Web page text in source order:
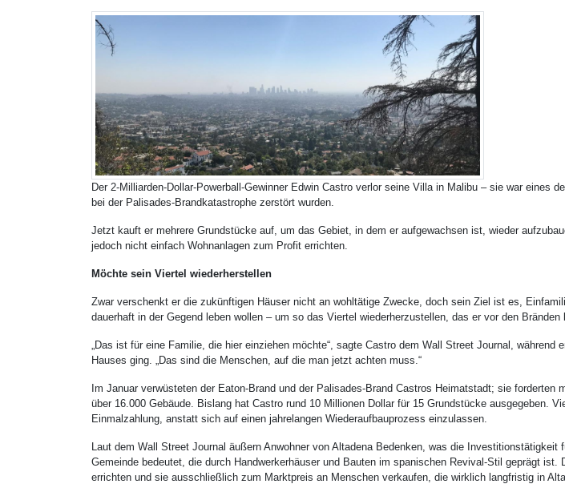
Der 2-Milliarden-Dollar-Powerball-Gewinner Edwin Castro verlor seine Villa in Malibu – sie war eines
bei der Palisades-Brandkatastrophe zerstört wurden.
Jetzt kauft er mehrere Grundstücke auf, um das Gebiet, in dem er aufgewachsen ist, wieder
jedoch nicht einfach Wohnanlagen zum Profit errichten.
Möchte sein Viertel wiederherstellen
Zwar verschenkt er die zukünftigen Häuser nicht an wohltätige Zwecke, doch sein Ziel ist es,
dauerhaft in der Gegend leben wollen – um so das Viertel wiederherzustellen, das er vor den Bränden
„Das ist für eine Familie, die hier einziehen möchte“, sagte Castro dem Wall Street Journal, während
Hauses ging. „Das sind die Menschen, auf die man jetzt achten muss.“
Im Januar verwüsteten der Eaton-Brand und der Palisades-Brand Castros Heimatstadt; sie forderten
über 16.000 Gebäude. Bislang hat Castro rund 10 Millionen Dollar für 15 Grundstücke ausgegeben.
Einmalzahlung, anstatt sich auf einen jahrelangen Wiederaufbauprozess einzulassen.
Laut dem Wall Street Journal äußern Anwohner von Altadena Bedenken, was die Investitionstätigkeit
Gemeinde bedeutet, die durch Handwerkerhäuser und Bauten im spanischen Revival-Stil geprägt ist.
errichten und sie ausschließlich zum Marktpreis an Menschen verkaufen, die wirklich langfristig in